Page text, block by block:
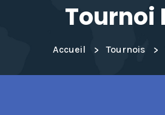
Tournoi
Accueil Tournois